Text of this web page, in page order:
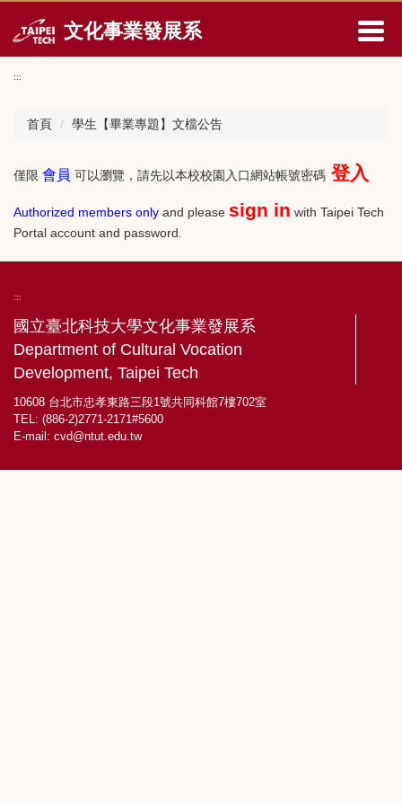
到
文化事業發展系
:::
首頁 學生【畢業專題】文檔公告
僅限 會員 可以瀏覽，請先以本校校園入口網站帳號密碼 登入
Authorized members only and please sign in with Taipei Tech
Portal account and password.
:::
國立臺北科技大學文化事業發展系
Department of Cultural Vocation
Development, Taipei Tech
10608 台北市忠孝東路三段1號共同科館7樓702室
TEL: (886-2)2771-2171#5600
E-mail: cvd@ntut.edu.tw